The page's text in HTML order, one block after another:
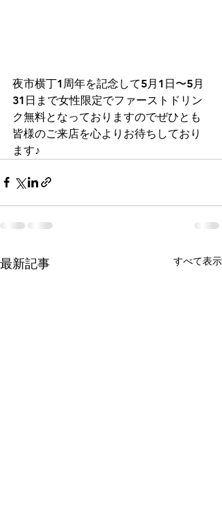
夜市横丁1周年を記念して5月1日〜5月
31日まで女性限定でファーストドリン
ク無料となっておりますのでぜひとも
皆様のご来店を心よりお待ちしており
ます♪
最新記事 すべて表示